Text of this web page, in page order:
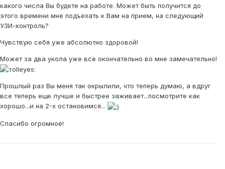
какого числа Вы будете на работе. Может быть получится до
этого времени мне подъехать к Вам на прием, на следующий
УЗИ-контроль?
Чувствую себя уже абсолютно здоровой!
Может за два укола уже все окончательно во мне замечательно!
Прошлый раз Вы меня так окрылили, что теперь думаю, а вдруг
все теперь еще лучше и быстрее заживает...посмотрите как
хорошо...и на 2-х остановимся...
Спасибо огромное!